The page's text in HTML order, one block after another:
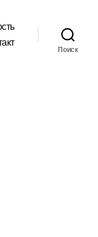
Поиск